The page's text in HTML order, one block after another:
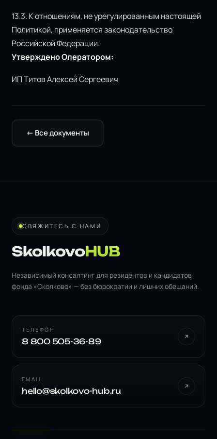
13.3. К отношениям, не урегулированным настоящей
Политикой, применяется законодательство
Российской Федерации.
Утверждено Оператором:
ИП Титов Алексей Сергеевич
← Все документы
СВЯЖИТЕСЬ С НАМИ
SkolkovoHUB
Независимый консалтинг для резидентов и кандидатов
фонда «Сколково» — без бюрократии и лишних обещаний.
ТЕЛЕФОН
8 800 505-36-89
EMAIL
hello@skolkovo-hub.ru